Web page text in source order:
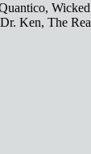
Ken, The